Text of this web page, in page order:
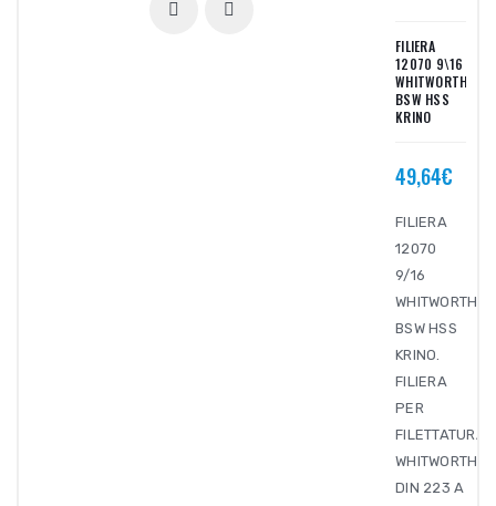
FILIERA
12070 9\16
WHITWORTH
BSW HSS
KRINO
49,64€
FILIERA
12070
9/16
WHITWORTH
BSW HSS
KRINO.
FILIERA
PER
FILETTATURA
WHITWORTH
DIN 223 A